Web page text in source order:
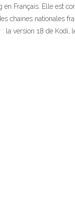
Français. Elle est
nationales
version 18 de